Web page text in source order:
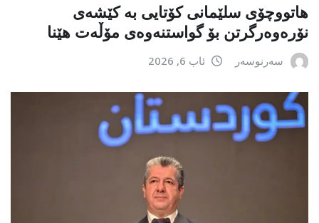
هاتووچۆی سلێمانی کۆتایی بە کێشەی
نۆرەوەرگرتن بۆ گواستنەوەی مۆڵەت هێنا
سەرنوسەر ئاب 6, 2026